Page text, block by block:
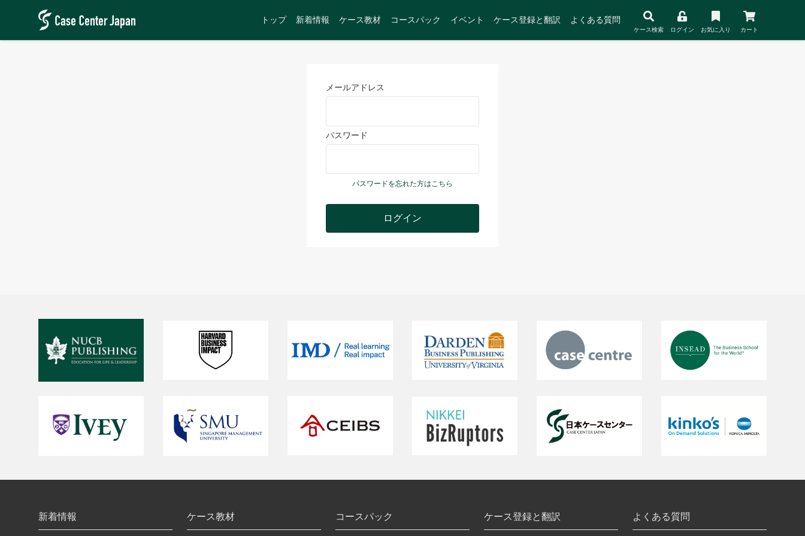
トップ 新着情報 ケース教材 コースパック イベント ケース登録と翻訳 よくある質問
ケース検索 ログイン お気に入り カート
メールアドレス
パスワード
パスワードを忘れた方はこちら
ログイン
新着情報 ケース教材 コースパック ケース登録と翻訳 よくある質問